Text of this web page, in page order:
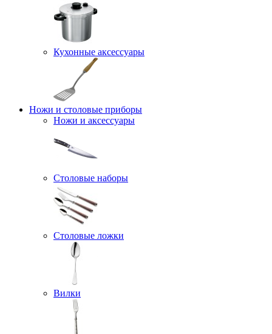
Кухонные аксессуары
Ножи и столовые приборы
Ножи и аксессуары
Столовые наборы
Столовые ложки
Вилки